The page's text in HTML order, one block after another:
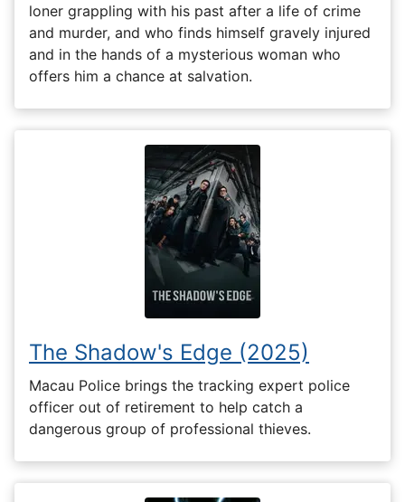
loner grappling with his past after a life of crime
and murder, and who finds himself gravely injured
and in the hands of a mysterious woman who
offers him a chance at salvation.
The Shadow's Edge (2025)
Macau Police brings the tracking expert police
officer out of retirement to help catch a
dangerous group of professional thieves.